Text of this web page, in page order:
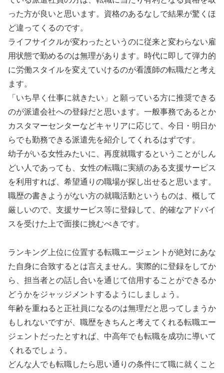
った方が良いと思います。資格のあるなしで結果が驚くほ
ど違ってくるのです。
ライフサイクルが変わったというのに従来と変わらない雇
用状態で勤めるのは無理があります。時代に即して弾力的
に労働スタイルを変えていけるのが看護師の転職だと考え
ます。
「いち早く仕事に就きたい」と願っている方に推奨できる
のが派遣会社への登録だと思います。一般事務であるとか
カスタマーセンターなどキャリアに応じて、今日・明日か
らでも勤務できる派遣先を紹介してくれるはずです。
幼子がいる女性みたいに、再度就職するということがしん
どい人であっても、女性の転職に実績のある支援サービス
を利用すれば、希望通りの職場が探し出せると思います。
職歴の書きようがない方の就職活動というものは、概して
厳しいので、支援サービス等に登録して、的確なアドバイ
スを受けた上で面接に挑むべきです。
ランキング上位に位置する転職エージェントが絶対にあな
た自身に合致するとは言えません。実際的に登録をしてか
ら、担当者との話し合いを通じて信用することができるか
どうかをジャッジメントするようにしましょう。
年齢を重ねると正社員になるのは無理だと思ってしまうか
もしれないですが、職歴をきちんと考えてくれる転職エー
ジェントだったとすれば、中高年でも転職を成功に導いて
くれるでしょう。
どんな人でも転職したら思い通りの条件にて職に就くこと